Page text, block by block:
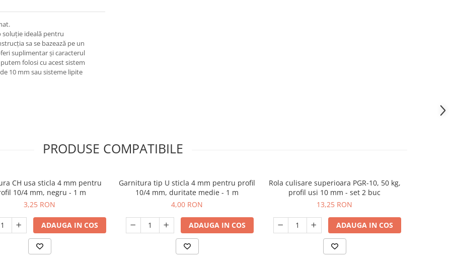
soluție ideală pentru
sa se bazează pe un
suplimentar și caracterul
folosi cu acest sistem
10 mm sau sisteme lipite
PRODUSE COMPATIBILE
CH usa sticla 4 mm pentru
10/4 mm, negru - 1 m
3,25 RON
ADAUGA IN COS
Garnitura tip U sticla 4 mm pentru profil
10/4 mm, duritate medie - 1 m
4,00 RON
ADAUGA IN COS
Rola culisare superioara PGR-10, 50 kg,
profil usi 10 mm - set 2 buc
13,25 RON
ADAUGA IN COS